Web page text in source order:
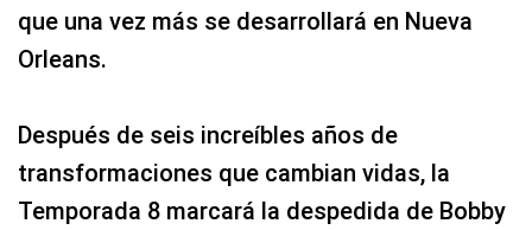
que una vez más se desarrollará en Nueva
Orleans.
Después de seis increíbles años de
transformaciones que cambian vidas, la
Temporada 8 marcará la despedida de Bobby